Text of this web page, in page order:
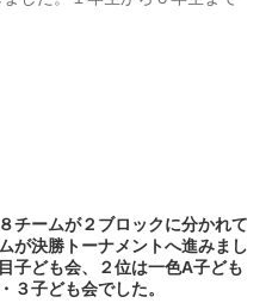
チームが２ブロックに分かれて
が決勝トーナメントへ進みまし
子ども会、２位は一色A子ども
３子ども会でした。